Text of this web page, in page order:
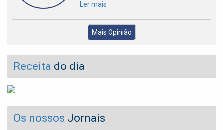
Ler mais
Mais Opinião
Receita do dia
Os nossos Jornais